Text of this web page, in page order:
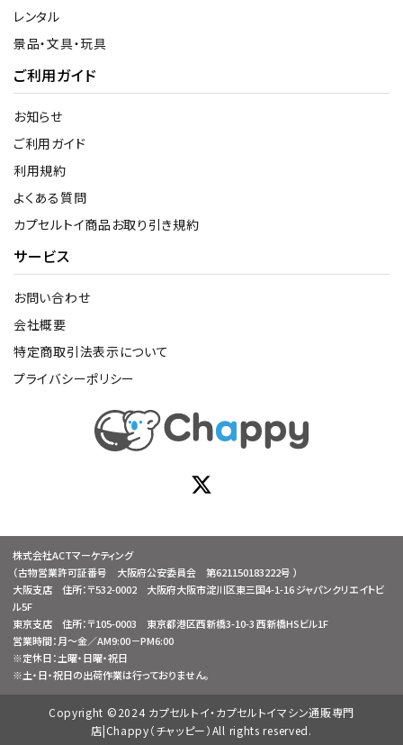
レンタル
景品・文具・玩具
ご利用ガイド
お知らせ
ご利用ガイド
利用規約
よくある質問
カプセルトイ商品お取り引き規約
サービス
お問い合わせ
会社概要
特定商取引法表示について
プライバシーポリシー
株式会社ACTマーケティング
（古物営業許可証番号 大阪府公安委員会 第621150183222号 ）
大阪支店 住所：〒532-0002 大阪府大阪市淀川区東三国4-1-16 ジャパンクリエイトビ
ル5F
東京支店 住所：〒105-0003 東京都港区西新橋3-10-3 西新橋HSビル1F
営業時間：月～金／AM9:00－PM6:00
※定休日：土曜・日曜・祝日
※土・日・祝日の出荷作業は行っておりません。
Copyright ©2024 カプセルトイ・カプセルトイマシン通販専門
店|Chappy（チャッピー）All rights reserved.